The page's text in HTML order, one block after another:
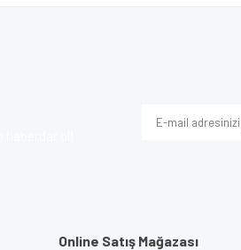
Online Satış Mağazası